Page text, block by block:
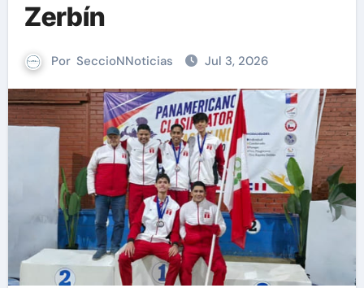
Zerbín
Por SeccioNNoticias Jul 3, 2026